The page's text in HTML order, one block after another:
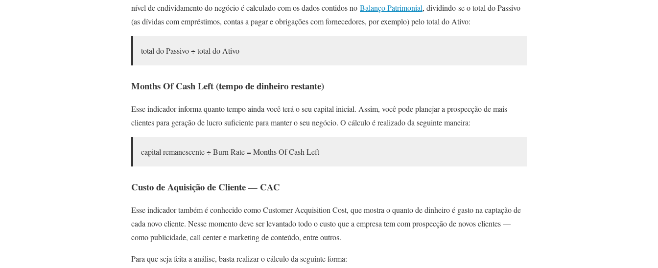
nível de endividamento do negócio é calculado com os dados contidos no Balanço Patrimonial, dividindo-se o total do Passivo
(as dívidas com empréstimos, contas a pagar e obrigações com fornecedores, por exemplo) pelo total do Ativo:
total do Passivo ÷ total do Ativo
Months Of Cash Left (tempo de dinheiro restante)
Esse indicador informa quanto tempo ainda você terá o seu capital inicial. Assim, você pode planejar a prospecção de mais
clientes para geração de lucro suficiente para manter o seu negócio. O cálculo é realizado da seguinte maneira:
capital remanescente ÷ Burn Rate = Months Of Cash Left
Custo de Aquisição de Cliente — CAC
Esse indicador também é conhecido como Customer Acquisition Cost, que mostra o quanto de dinheiro é gasto na captação de
cada novo cliente. Nesse momento deve ser levantado todo o custo que a empresa tem com prospecção de novos clientes —
como publicidade, call center e marketing de conteúdo, entre outros.
Para que seja feita a análise, basta realizar o cálculo da seguinte forma: